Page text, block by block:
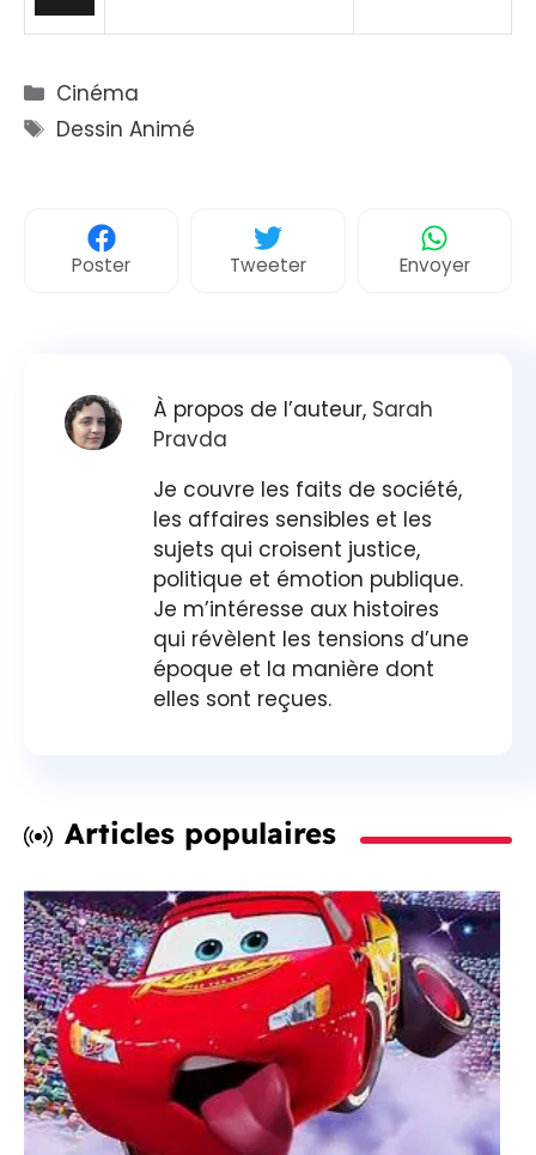
Catégories
Cinéma
Étiquettes
Dessin Animé
Poster Tweeter Envoyer
À propos de l’auteur, Sarah
Pravda
Je couvre les faits de société,
les affaires sensibles et les
sujets qui croisent justice,
politique et émotion publique.
Je m’intéresse aux histoires
qui révèlent les tensions d’une
époque et la manière dont
elles sont reçues.
Articles populaires